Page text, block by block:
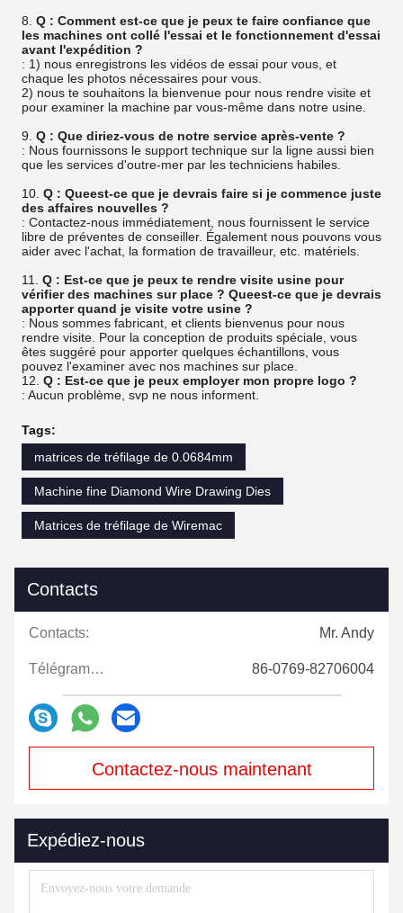
8. Q : Comment est-ce que je peux te faire confiance que
les machines ont collé l'essai et le fonctionnement d'essai
avant l'expédition ?
: 1) nous enregistrons les vidéos de essai pour vous, et
chaque les photos nécessaires pour vous.
2) nous te souhaitons la bienvenue pour nous rendre visite et
pour examiner la machine par vous-même dans notre usine.
9. Q : Que diriez-vous de notre service après-vente ?
: Nous fournissons le support technique sur la ligne aussi bien
que les services d'outre-mer par les techniciens habiles.
10. Q : Queest-ce que je devrais faire si je commence juste
des affaires nouvelles ?
: Contactez-nous immédiatement, nous fournissent le service
libre de préventes de conseiller. Également nous pouvons vous
aider avec l'achat, la formation de travailleur, etc. matériels.
11. Q : Est-ce que je peux te rendre visite usine pour
vérifier des machines sur place ? Queest-ce que je devrais
apporter quand je visite votre usine ?
: Nous sommes fabricant, et clients bienvenus pour nous
rendre visite. Pour la conception de produits spéciale, vous
êtes suggéré pour apporter quelques échantillons, vous
pouvez l'examiner avec nos machines sur place.
12. Q : Est-ce que je peux employer mon propre logo ?
: Aucun problème, svp ne nous informent.
Tags:
matrices de tréfilage de 0.0684mm
Machine fine Diamond Wire Drawing Dies
Matrices de tréfilage de Wiremac
Contacts
Contacts: Mr. Andy
Télégramme: 86-0769-82706004
Contactez-nous maintenant
Expédiez-nous